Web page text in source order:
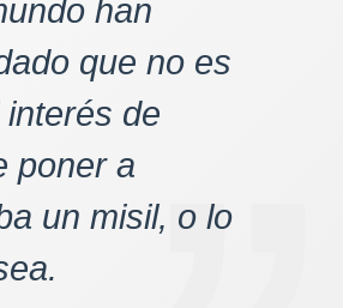
han
que no es
interés de
poner a
un misil, o lo